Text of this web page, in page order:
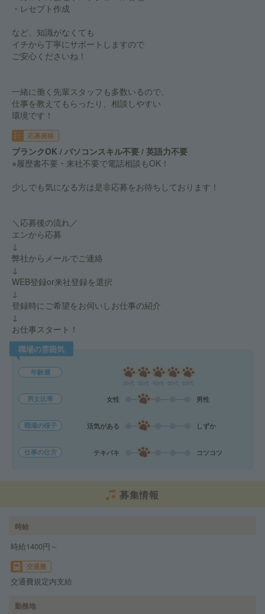
・レセプト作成
など、知識がなくても
イチから丁寧にサポートしますので
ご安心くださいね！
一緒に働く先輩スタッフも多数いるので、
仕事を教えてもらったり、相談しやすい
環境です！
応募資格
ブランクOK / パソコンスキル不要 / 英語力不要
※履歴書不要・来社不要で電話相談もOK！
少しでも気になる方は是非応募をお待ちしております！
＼応募後の流れ／
エンから応募
↓
弊社からメールでご連絡
↓
WEB登録or来社登録を選択
↓
登録時にご希望をお伺いしお仕事の紹介
↓
お仕事スタート！
職場の雰囲気
年齢層
男女比率 女性 男性
職場の様子 活気がある しずか
仕事の仕方 テキパキ コツコツ
募集情報
時給
時給1400円～
交通費
交通費規定内支給
勤務地